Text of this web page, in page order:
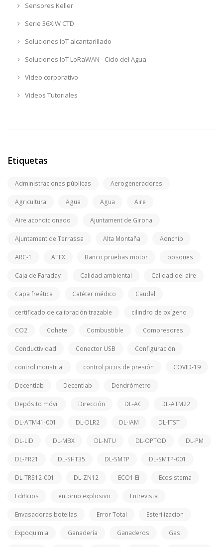
Sensores Keller
Serie 36XiW CTD
Soluciones IoT alcantarillado
Soluciones IoT LoRaWAN - Ciclo del Agua
Vídeo corporativo
Videos Tutoriales
Etiquetas
Administraciones públicas Aerogeneradores
Agricultura Agua Agua Aire
Aire acondicionado Ajuntament de Girona
Ajuntament de Terrassa Alta Montaña Aonchip
ARC-1 ATEX Banco pruebas motor bosques
Caja de Faraday Calidad ambiental Calidad del aire
Capa freática Catéter médico Caudal
certificado de calibración trazable cilindro de oxígeno
CO2 Cohete Combustible Compresores
Conductividad Conector USB Configuración
control industrial control picos de presión COVID-19
Decentlab Decentlab Dendrómetro
Depósito móvil Dirección DL-AC DL-ATM22
DL-ATM41-001 DL-DLR2 DL-IAM DL-ITST
DL-LID DL-MBX DL-NTU DL-OPTOD DL-PM
DL-PR21 DL-SHT35 DL-SMTP DL-SMTP-001
DL-TRS12-001 DL-ZN12 ECO1 Ei Ecosistema
Edificios entorno explosivo Entrevista
Envasadoras botellas Error Total Esterilizacion
Expoquimia Ganadería Ganaderos Gas